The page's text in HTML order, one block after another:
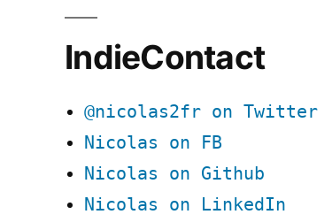
IndieContact
@nicolas2fr on Twitter
Nicolas on FB
Nicolas on Github
Nicolas on LinkedIn